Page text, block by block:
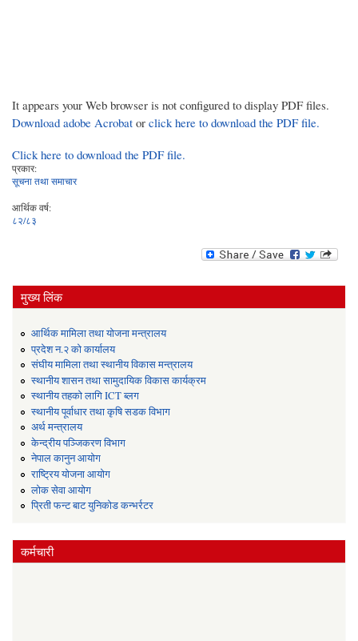
It appears your Web browser is not configured to display PDF files.
Download adobe Acrobat or click here to download the PDF file.
Click here to download the PDF file.
प्रकार:
सूचना तथा समाचार
आर्थिक वर्ष:
८२/८३
मुख्य लिंक
आर्थिक मामिला तथा योजना मन्त्रालय
प्रदेश न.२ को कार्यालय
संघीय मामिला तथा स्थानीय विकास मन्त्रालय
स्थानीय शासन तथा सामुदायिक विकास कार्यक्रम
स्थानीय तहको लागि ICT ब्लग
स्थानीय पूर्वाधार तथा कृषि सडक विभाग
अर्थ मन्त्रालय
केन्द्रीय पञ्जिकरण विभाग
नेपाल कानुन आयोग
राष्ट्रिय योजना आयोग
लोक सेवा आयोग
प्रिती फन्ट बाट युनिकोड कन्भर्रटर
कर्मचारी